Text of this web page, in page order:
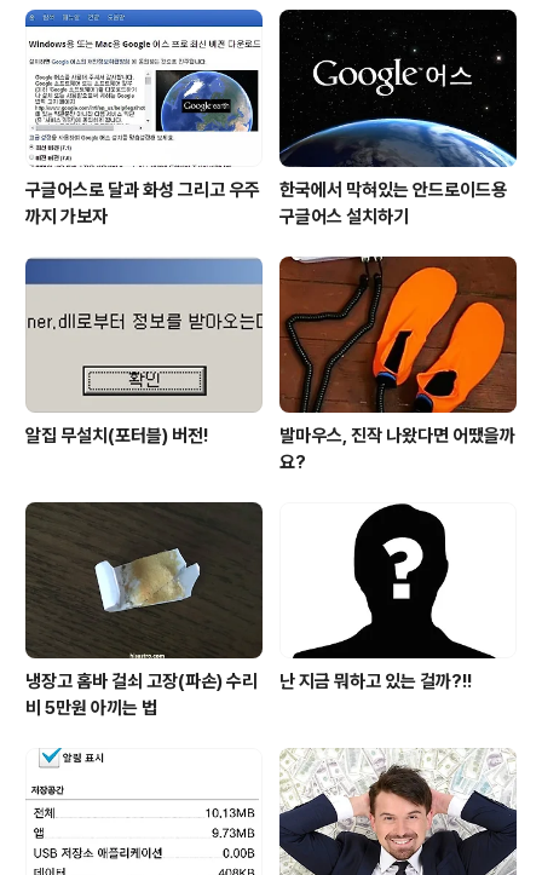
건 아니라고 생각하지만, 이 세상을 살아가는 사람으로서
는 이런 세상을 만들어 놓고 살게 만들었다면, 그 누군가를
원망하지 않을 수 없다. 더구나 견딜 수 없는 여름의 더위와
그 전쟁 속 더위에 덧붙여..
구글어스로 달과 화성 그리고 우주
까지 가보자
한국에서 막혀있는 안드로이드용
구글어스 설치하기
알집 무설치(포터블) 버전!
발마우스, 진작 나왔다면 어땠을까
요?
냉장고 홈바 걸쇠 고장(파손) 수리
비 5만원 아끼는 법
난 지금 뭐하고 있는 걸까?!!